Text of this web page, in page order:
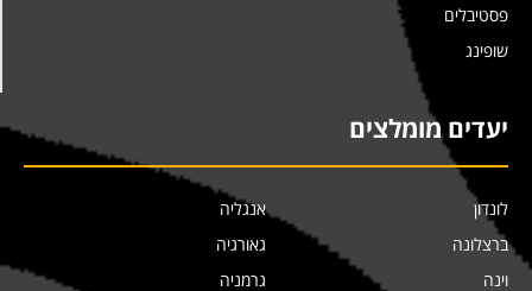
פסטיבלים
שופינג
יעדים מומלצים
לונדון
ברצלונה
וינה
אנגליה
גאורגיה
גרמניה